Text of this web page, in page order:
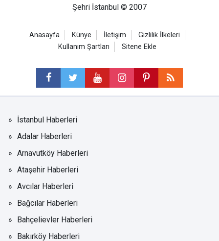
Şehri İstanbul © 2007
Anasayfa Künye İletişim
Gizlilik İlkeleri
Kullanım Şartları
Sitene Ekle
İstanbul Haberleri
Adalar Haberleri
Arnavutköy Haberleri
Ataşehir Haberleri
Avcılar Haberleri
Bağcılar Haberleri
Bahçelievler Haberleri
Bakırköy Haberleri